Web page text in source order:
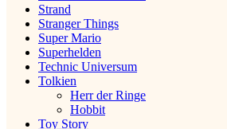
Strand
Stranger Things
Super Mario
Superhelden
Technic Universum
Tolkien
Herr der Ringe
Hobbit
Toy Story